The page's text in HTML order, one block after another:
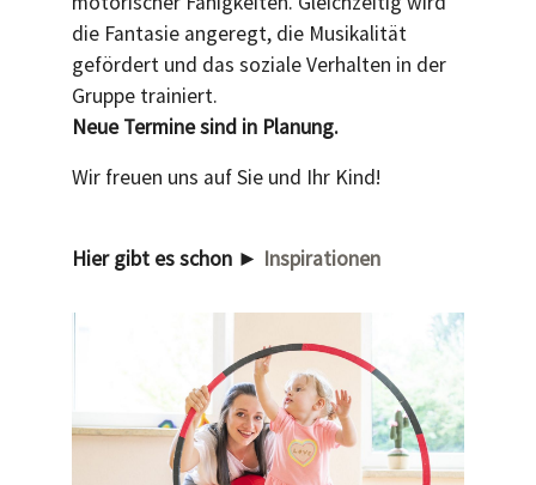
die Fantasie angeregt, die Musikalität
gefördert und das soziale Verhalten in der
Gruppe trainiert.
Neue Termine sind in Planung.
Wir freuen uns auf Sie und Ihr Kind!
Hier gibt es schon ► Inspirationen